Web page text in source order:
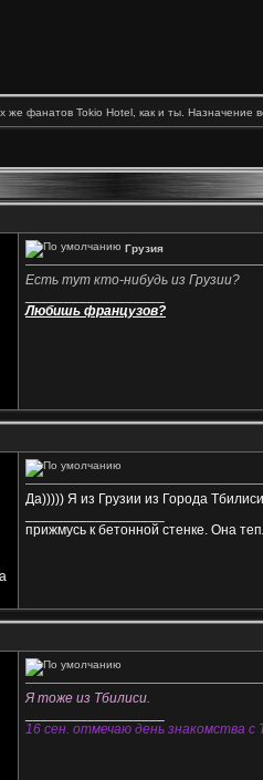
же фанатов Tokio Hotel, как и ты. Назначение
Грузия
Есть тут кто-нибудь из Грузии?
Любишь французов?
Да))))) Я из Грузии из Города
прижмусь к бетонной стенке. Она
Я тоже из Тбилиси.
16 сен. отмечаю день знакомства